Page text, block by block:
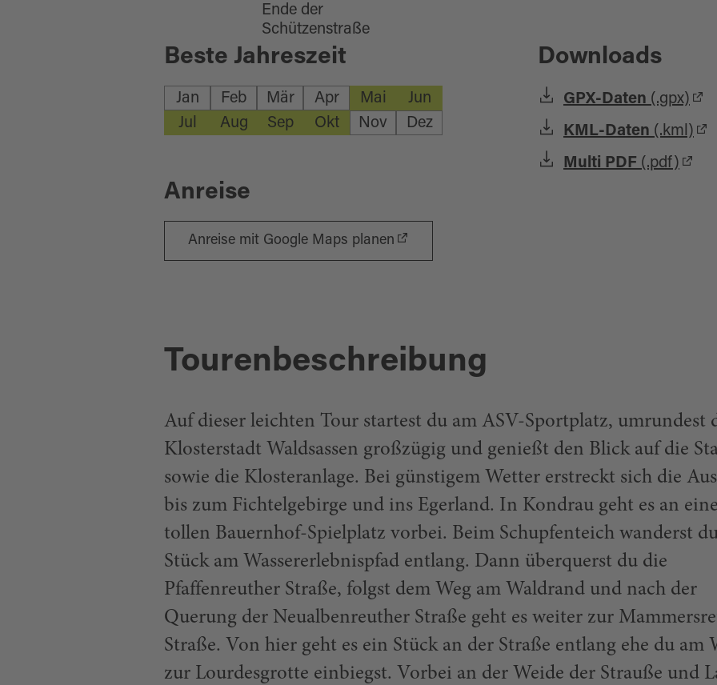
Ende der
Schützenstraße
Beste Jahreszeit
Jan Feb Mär Apr Mai
Jun
Jul
Aug Sep Okt Nov Dez
Downloads
GPX-Daten (.gpx)
KML-Daten (.kml)
Multi PDF (.pdf)
Anreise
Anreise mit Google Maps planen
Tourenbeschreibung
Auf dieser leichten Tour startest du am ASV-Sportplatz, umrundest
Klosterstadt Waldsassen großzügig und genießt den Blick auf die
sowie die Klosteranlage. Bei günstigem Wetter erstreckt sich die
bis zum Fichtelgebirge und ins Egerland. In Kondrau geht es an
tollen Bauernhof-Spielplatz vorbei. Beim Schupfenteich wanderst
Stück am Wassererlebnispfad entlang. Dann überquerst du die
Pfaffenreuther Straße, folgst dem Weg am Waldrand und nach der
Querung der Neualbenreuther Straße geht es weiter zur
Straße. Von hier geht es ein Stück an der Straße entlang ehe du am
zur Lourdesgrotte einbiegst. Vorbei an der Weide der Strauße und